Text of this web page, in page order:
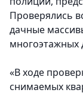
Проверялись
дачные
«В ходе
снимаемых